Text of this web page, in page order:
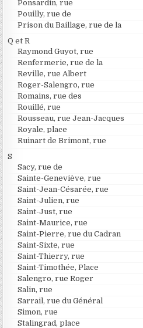
Ponsardin, rue
Pouilly, rue de
Prison du Baillage, rue de la
Q et R
Raymond Guyot, rue
Renfermerie, rue de la
Reville, rue Albert
Roger-Salengro, rue
Romains, rue des
Rouillé, rue
Rousseau, rue Jean-Jacques
Royale, place
Ruinart de Brimont, rue
S
Sacy, rue de
Sainte-Geneviève, rue
Saint-Jean-Césarée, rue
Saint-Julien, rue
Saint-Just, rue
Saint-Maurice, rue
Saint-Pierre, rue du Cadran
Saint-Sixte, rue
Saint-Thierry, rue
Saint-Timothée, Place
Salengro, rue Roger
Salin, rue
Sarrail, rue du Général
Simon, rue
Stalingrad, place